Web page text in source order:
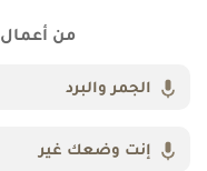
من أعمال
الجمر والبرد
إنت وضعك غير